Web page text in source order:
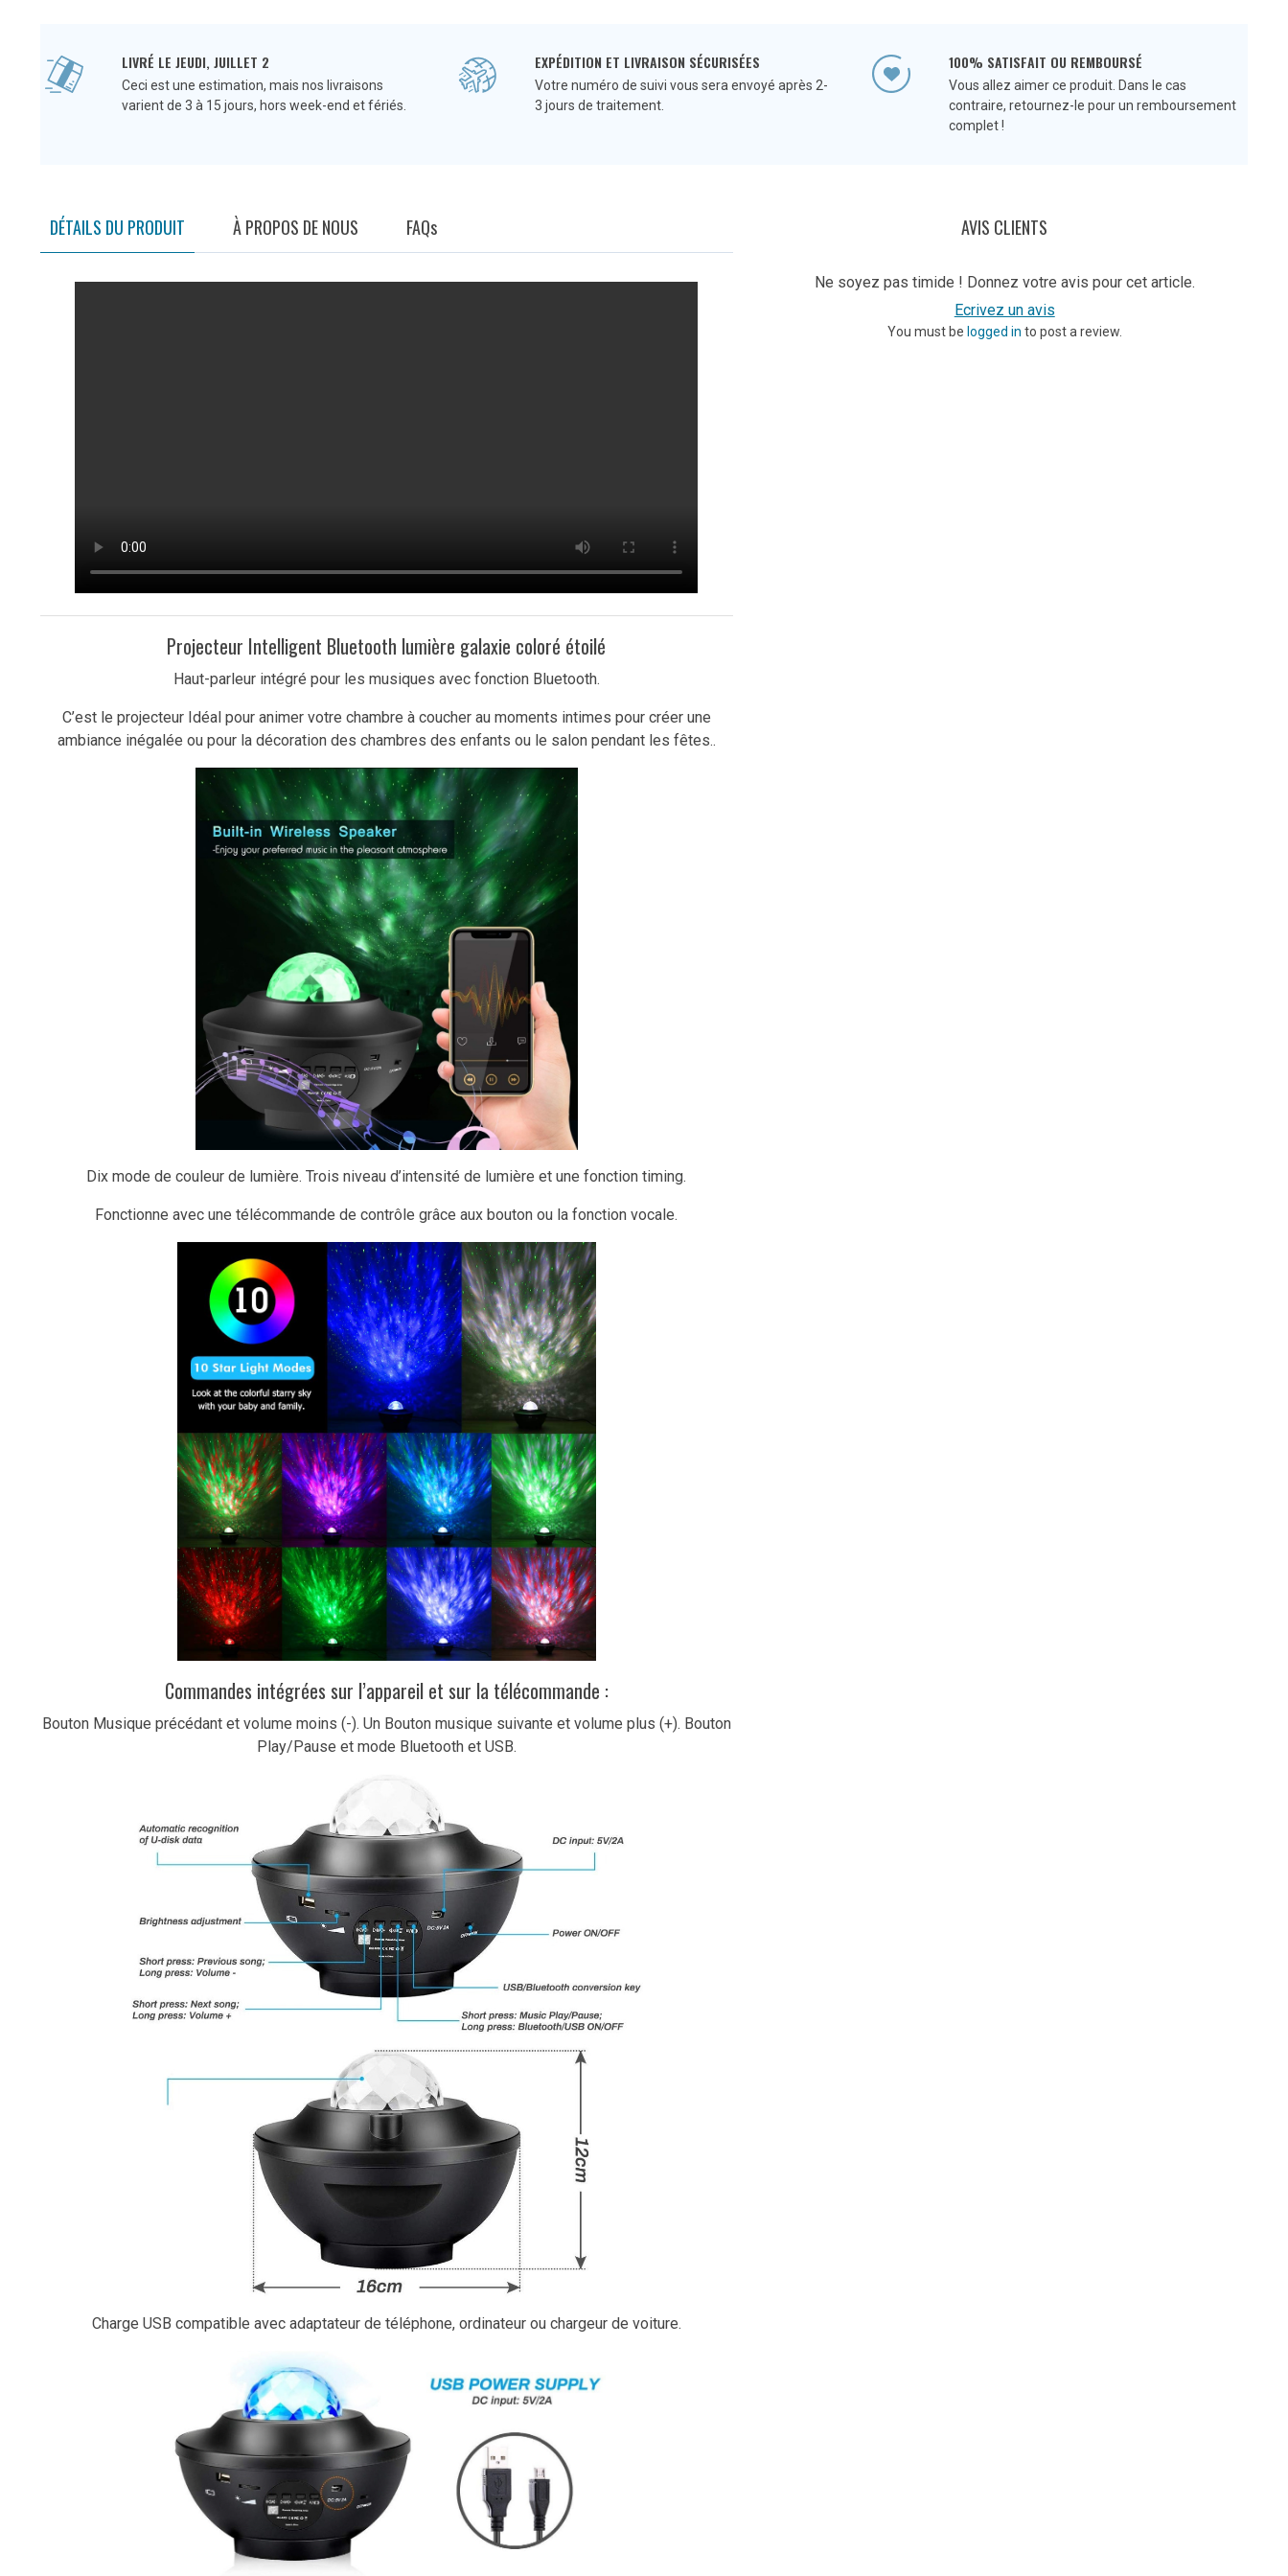
LIVRÉ LE JEUDI, JUILLET 2
Ceci est une estimation, mais nos livraisons
varient de 3 à 15 jours, hors week-end et fériés.
EXPÉDITION ET LIVRAISON SÉCURISÉES
Votre numéro de suivi vous sera envoyé après 2-
3 jours de traitement.
100% SATISFAIT OU REMBOURSÉ
Vous allez aimer ce produit. Dans le cas
contraire, retournez-le pour un remboursement
complet !
DÉTAILS DU PRODUIT À PROPOS DE NOUS FAQs
Projecteur Intelligent Bluetooth lumière galaxie coloré étoilé
Haut-parleur intégré pour les musiques avec fonction Bluetooth.
C’est le projecteur Idéal pour animer votre chambre à coucher au moments intimes pour créer une
ambiance inégalée ou pour la décoration des chambres des enfants ou le salon pendant les fêtes..
Dix mode de couleur de lumière. Trois niveau d’intensité de lumière et une fonction timing.
Fonctionne avec une télécommande de contrôle grâce aux bouton ou la fonction vocale.
Commandes intégrées sur l’appareil et sur la télécommande :
Bouton Musique précédant et volume moins (-). Un Bouton musique suivante et volume plus (+). Bouton
Play/Pause et mode Bluetooth et USB.
Charge USB compatible avec adaptateur de téléphone, ordinateur ou chargeur de voiture.
AVIS CLIENTS
Ne soyez pas timide ! Donnez votre avis pour cet article.
Ecrivez un avis
You must be logged in to post a review.